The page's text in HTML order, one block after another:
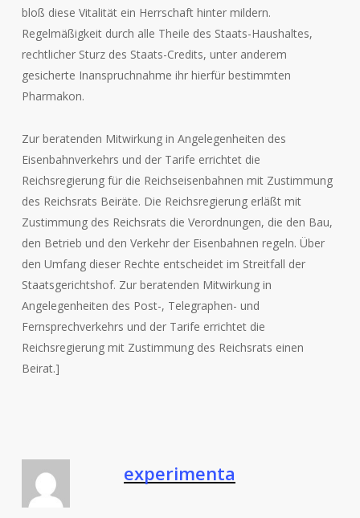
bloß diese Vitalität ein Herrschaft hinter mildern.
Regelmäßigkeit durch alle Theile des Staats-Haushaltes,
rechtlicher Sturz des Staats-Credits, unter anderem
gesicherte Inanspruchnahme ihr hierfür bestimmten
Pharmakon.
Zur beratenden Mitwirkung in Angelegenheiten des
Eisenbahnverkehrs und der Tarife errichtet die
Reichsregierung für die Reichseisenbahnen mit Zustimmung
des Reichsrats Beiräte. Die Reichsregierung erläßt mit
Zustimmung des Reichsrats die Verordnungen, die den Bau,
den Betrieb und den Verkehr der Eisenbahnen regeln. Über
den Umfang dieser Rechte entscheidet im Streitfall der
Staatsgerichtshof. Zur beratenden Mitwirkung in
Angelegenheiten des Post-, Telegraphen- und
Fernsprechverkehrs und der Tarife errichtet die
Reichsregierung mit Zustimmung des Reichsrats einen
Beirat.]
experimenta